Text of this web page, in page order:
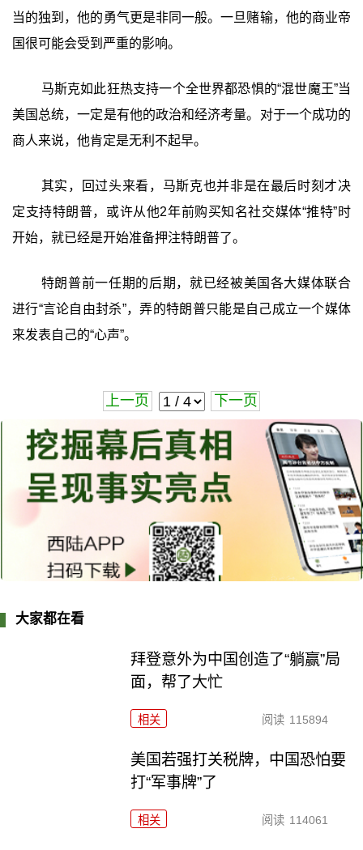
当的独到，他的勇气更是非同一般。一旦赌输，他的商业帝
国很可能会受到严重的影响。
马斯克如此狂热支持一个全世界都恐惧的“混世魔王”当
美国总统，一定是有他的政治和经济考量。对于一个成功的
商人来说，他肯定是无利不起早。
其实，回过头来看，马斯克也并非是在最后时刻才决
定支持特朗普，或许从他2年前购买知名社交媒体“推特”时
开始，就已经是开始准备押注特朗普了。
特朗普前一任期的后期，就已经被美国各大媒体联合
进行“言论自由封杀”，弄的特朗普只能是自己成立一个媒体
来发表自己的“心声”。
上一页 下一页
大家都在看
拜登意外为中国创造了“躺赢”局
面，帮了大忙
相关 阅读 115894
美国若强打关税牌，中国恐怕要
打“军事牌”了
相关 阅读 114061